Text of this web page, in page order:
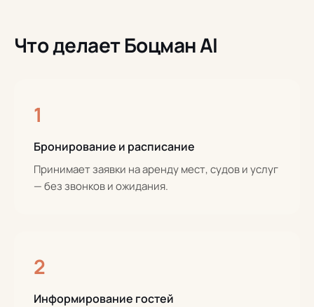
Что делает Боцман AI
1
Бронирование и расписание
Принимает заявки на аренду мест, судов и услуг
— без звонков и ожидания.
2
Информирование гостей